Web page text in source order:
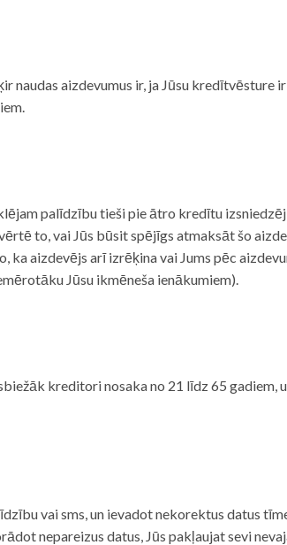
naudas aizdevumus ir, ja Jūsu
palīdzību tieši pie ātro kredītu
to, vai Jūs būsit spējīgs atmaksāt šo
ka aizdevējs arī izrēķina vai Jums pēc
Jūsu ikmēneša ienākumiem).
kreditori nosaka no 21 līdz 65 gadiem,
vai sms, un ievadot nekorektus datus
nepareizus datus, Jūs pakļaujat sevi